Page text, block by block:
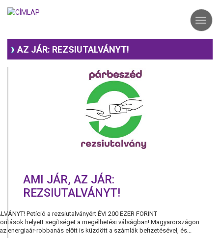
AZ JÁR: REZSIUTALVÁNYT!
AMI JÁR, AZ JÁR:
REZSIUTALVÁNYT!
Petíció a rezsiutalványért ÉVI 200 EZER FORINT
helyett segítséget a megélhetési válságban! Magyarországon
energiaár-robbanás előtt is küzdött a számlák befizetésével, és...